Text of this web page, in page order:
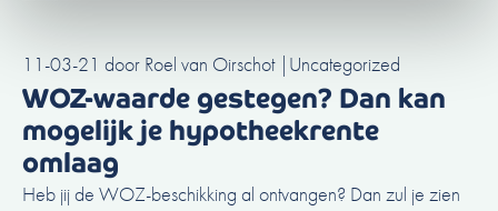
11-03-21 door Roel van Oirschot | Uncategorized
WOZ-waarde gestegen? Dan kan
mogelijk je hypotheekrente
omlaag
Heb jij de WOZ-beschikking al ontvangen? Dan zul je zien